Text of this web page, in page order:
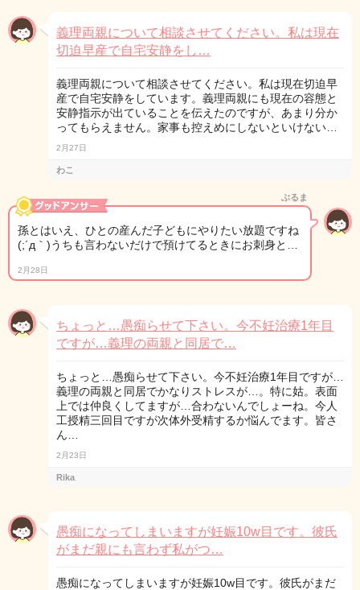
義理両親について相談させてください。私は現在
切迫早産で自宅安静をし…
義理両親について相談させてください。私は現在切迫早
産で自宅安静をしています。義理両親にも現在の容態と
安静指示が出ていることを伝えたのですが、あまり分か
ってもらえません。家事も控えめにしないといけない…
2月27日
わこ
ぶるま
孫とはいえ、ひとの産んだ子どもにやりたい放題ですね
(;´д｀)うちも言わないだけで預けてるときにお刺身と…
2月28日
ちょっと…愚痴らせて下さい。今不妊治療1年目
ですが…義理の両親と同居で…
ちょっと…愚痴らせて下さい。今不妊治療1年目ですが…
義理の両親と同居でかなりストレスが…。特に姑。表面
上では仲良くしてますが…合わないんでしょーね。今人
工授精三回目ですが次体外受精するか悩んでます。皆さ
ん…
2月23日
Rika
愚痴になってしまいますが妊娠10w目です。彼氏
がまだ親にも言わず私がつ…
愚痴になってしまいますが妊娠10w目です。彼氏がまだ